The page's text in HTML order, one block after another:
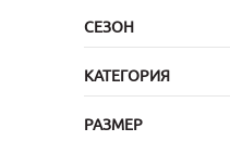
СЕЗОН
КАТЕГОРИЯ
РАЗМЕР